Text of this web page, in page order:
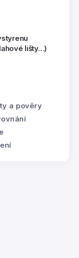
lišty…)
a pověry